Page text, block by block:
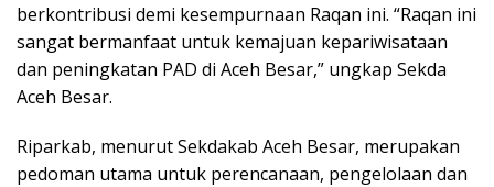
berkontribusi demi kesempurnaan Raqan ini. “Raqan ini
sangat bermanfaat untuk kemajuan kepariwisataan
dan peningkatan PAD di Aceh Besar,” ungkap Sekda
Aceh Besar.
Riparkab, menurut Sekdakab Aceh Besar, merupakan
pedoman utama untuk perencanaan, pengelolaan dan